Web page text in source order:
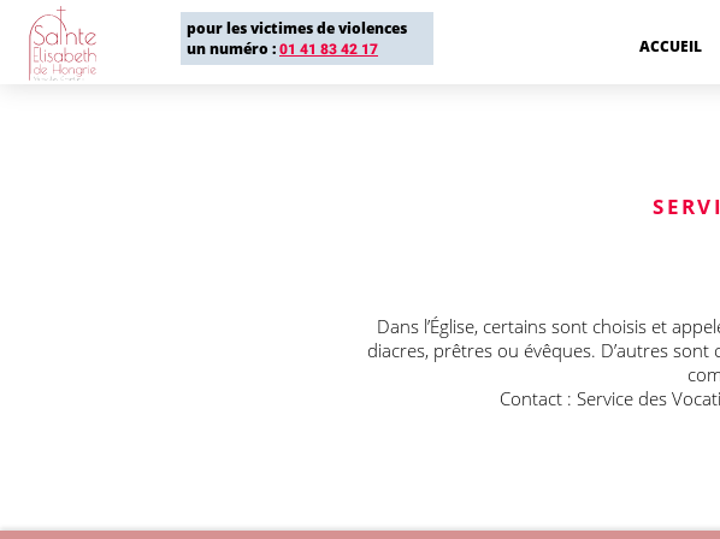
pour les victimes de violences
un numéro :01 41 83 42 17 ACCUEIL
Dans l’Église, certains sont choisis et
diacres, prêtres ou évêques. D’autres
Contact : Service des